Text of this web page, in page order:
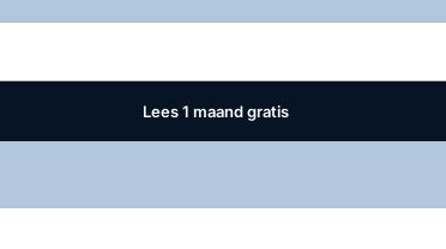
Lees 1 maand gratis